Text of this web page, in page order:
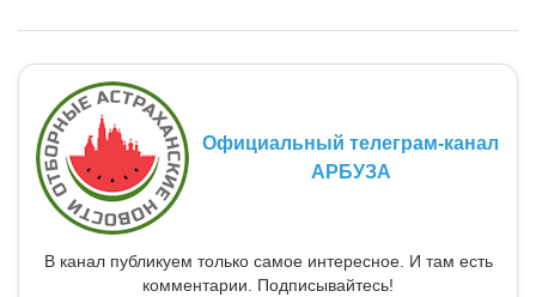
Официальный телеграм-канал
АРБУЗА
В канал публикуем только самое интересное. И там есть
комментарии. Подписывайтесь!